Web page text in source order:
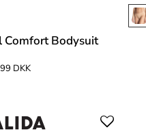
Comfort Bodysuit
DKK